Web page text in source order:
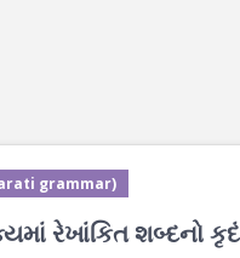
grammar)
રેખાંકિત શબ્દનો